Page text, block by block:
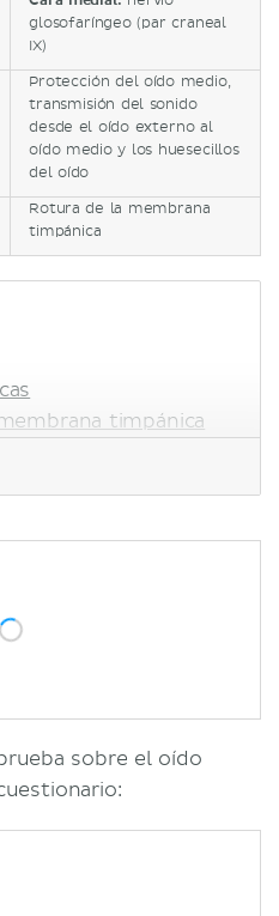
glosofaríngeo (par craneal
IX)
Protección del oído medio,
transmisión del sonido
desde el oído externo al
oído medio y los huesecillos
del oído
Rotura de la membrana
timpánica
timpánica
sobre el oído